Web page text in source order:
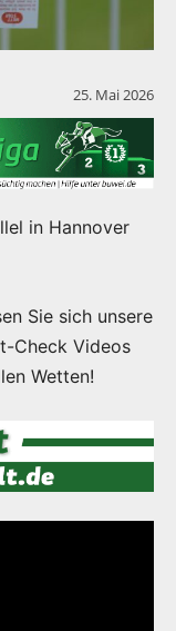
25. Mai 2026
in Hannover
Sie sich unsere
Check Videos
Wetten!